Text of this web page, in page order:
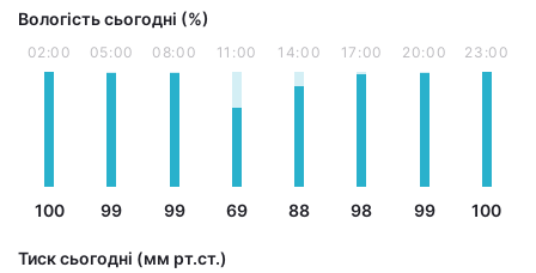
Вологість сьогодні (%)
02:00
100
05:00
99
08:00
99
11:00
69
14:00
88
17:00
98
20:00
99
23:00
100
Тиск сьогодні (мм рт.ст.)